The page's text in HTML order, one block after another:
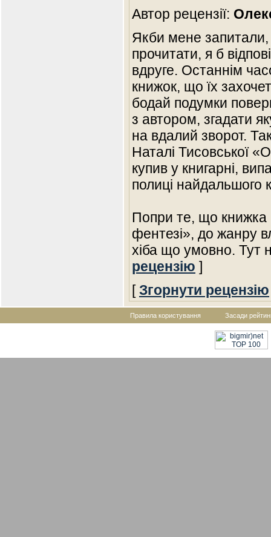
Автор рецензії:
Якби мене запитали,
прочитати, я б
вдруге. Останнім
книжок, що їх
бодай подумки
з автором, згадати
на вдалий зворот.
Наталі Тисовської
купив у книгарні,
полиці найдальшого
Попри те, що книжка
фентезі», до жанру
хіба що умовно. Тут
рецензію ]
[Згорнути рецензію
Правила користування Засади